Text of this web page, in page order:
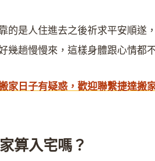
的是人住進去之後祈求平安順遂
幾趟慢慢來，這樣身體跟心情都
家日子有疑惑，歡迎聯繫捷達搬
算入宅嗎？